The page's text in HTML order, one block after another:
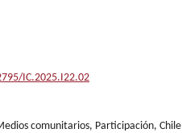
IC.2025.I22.02
comunitarios, Participación, Chile